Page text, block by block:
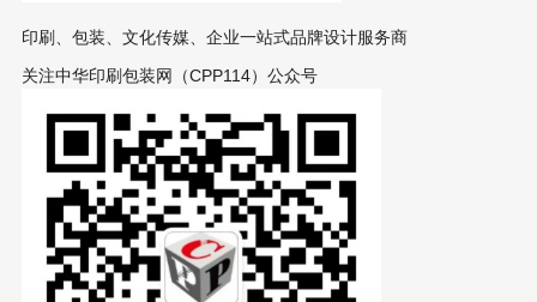
印刷、包装、文化传媒、企业一站式品牌设计服务商
关注中华印刷包装网（CPP114）公众号